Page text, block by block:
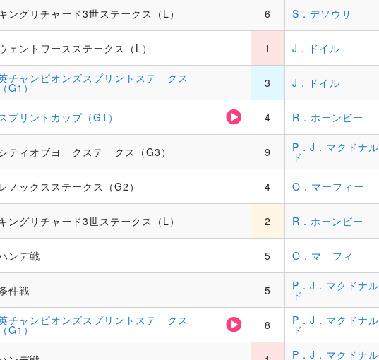
ングリチャード3世ステークス（L） 6 S．デソウサ
ェントワースステークス（L） 1 J．ドイル
チャンピオンズスプリントステークス
G1） 3 J．ドイル
プリントカップ（G1） 4 R．ホーンビー
ティオブヨークステークス（G3） 9 P．J．マクドナル
ド
ノックスステークス（G2） 4 O．マーフィー
ングリチャード3世ステークス（L） 2 R．ホーンビー
ンデ戦 5 O．マーフィー
件戦 5 P．J．マクドナル
ド
チャンピオンズスプリントステークス
G1） 8 P．J．マクドナル
ド
P．J．マクドナル